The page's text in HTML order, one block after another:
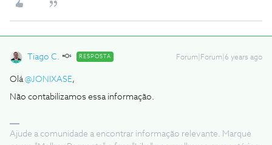
Tiago C. RESPOSTA Forum|Forum|6 years ago
Olá@JONIXASE,
Não contabilizamos essa informação.
Ajude a comunidade a encontrar informação relevante. Marque